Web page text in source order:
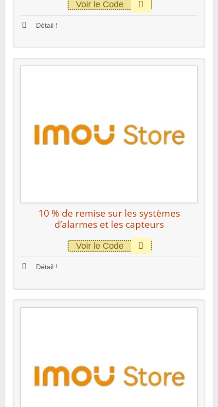
Voir le Code
Détail !
10 % de remise sur les systèmes
d’alarmes et les capteurs
Voir le Code
Détail !